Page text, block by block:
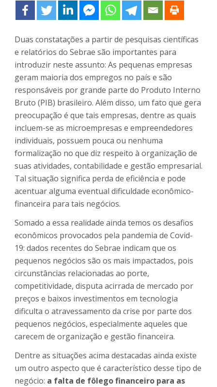
Duas constatações a partir de pesquisas científicas
e relatórios do Sebrae são importantes para
introduzir neste assunto: As pequenas empresas
geram maioria dos empregos no país e são
responsáveis por grande parte do Produto Interno
Bruto (PIB) brasileiro. Além disso, um fato que gera
preocupação é que tais empresas, dentre as quais
incluem-se as microempresas e empreendedores
individuais, possuem pouca ou nenhuma
formalização no que diz respeito à organização de
suas atividades, contabilidade e gestão empresarial.
Tal situação significa perda de eficiência e pode
acentuar alguma eventual dificuldade econômico-
financeira para tais negócios.
Somado a essa realidade ainda temos os desafios
econômicos provocados pela pandemia de Covid-
19: dados recentes do Sebrae indicam que os
pequenos negócios são os mais impactados, pois
circunstâncias relacionadas ao porte,
competitividade, disputa acirrada de mercado por
preços e baixos investimentos em tecnologia
dificulta o atravessamento da crise por parte dos
pequenos negócios, especialmente aqueles que
carecem de organização e gestão financeira.
Dentre as situações acima destacadas ainda existe
um outro aspecto que é característico desse tipo de
negócio: a falta de fôlego financeiro para as